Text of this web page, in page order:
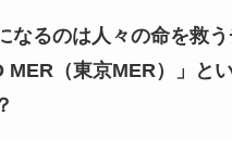
なるのは人々の命を救
MER（東京MER）」と